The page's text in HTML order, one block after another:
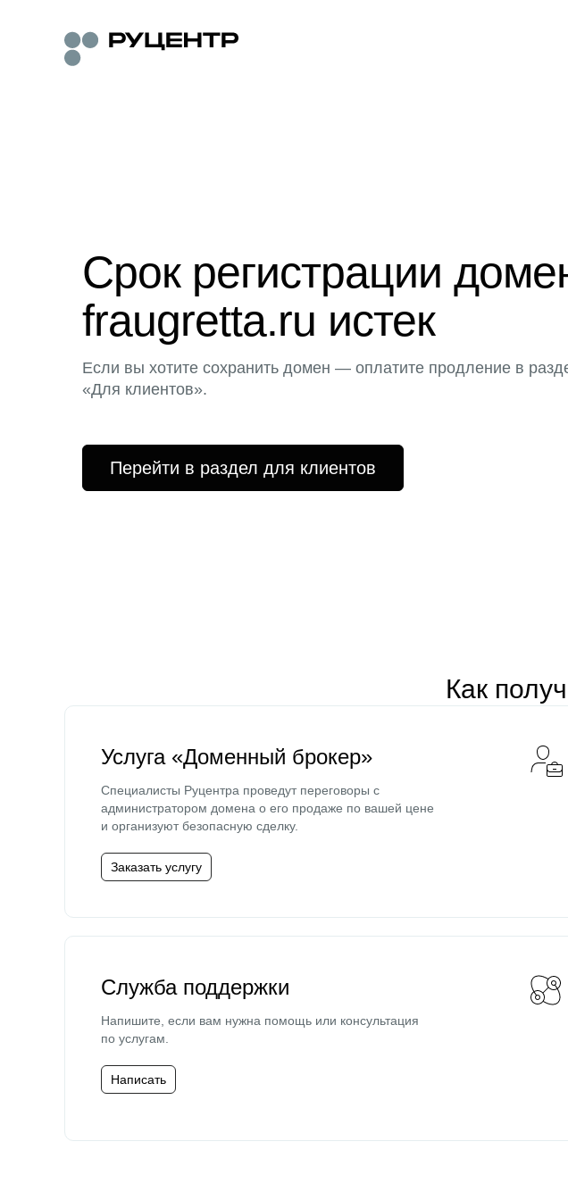
Срок регистрации
fraugretta.ru истек
Если вы хотите сохранить домен — оплатите продление в
«Для клиентов».
Перейти в раздел для клиентов
Как
Услуга «Доменный брокер»
Специалисты Руцентра проведут переговоры с
администратором домена о его продаже по вашей цене
и организуют безопасную сделку.
Заказать услугу
Служба поддержки
Напишите, если вам нужна помощь или консультация
по услугам.
Написать